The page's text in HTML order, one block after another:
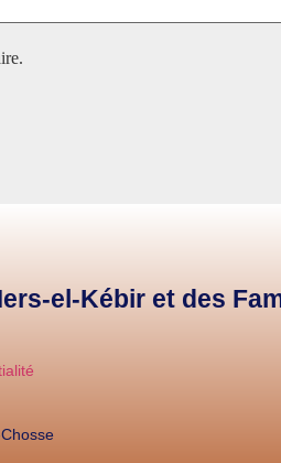
el-Kébir et des